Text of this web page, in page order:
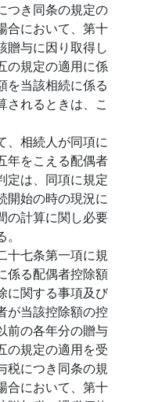
つき同条の規定の
合において、第十
贈与に因り取得し
の規定の適用に係
を当該相続に係る
されるときは、こ
、相続人が同項に
年をこえる配偶者
定は、同項に規定
開始の時の現況に
の計算に関し必要
十七条第一項に規
係る配偶者控除額
に関する事項及び
が当該控除額の控
前の各年分の贈与
の規定の適用を受
税につき同条の規
合において、第十